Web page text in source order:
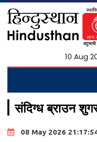
10 Aug
संदिग्ध ब्राउन
08 May 2026